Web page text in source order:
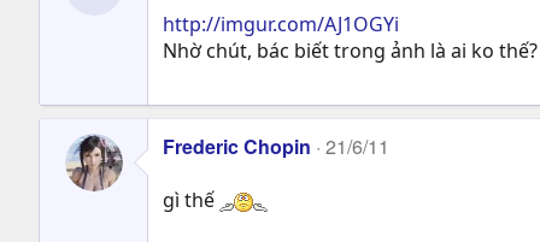
http://imgur.com/AJ1OGYi
Nhờ chút, bác biết trong ảnh là ai ko thế?
Frederic Chopin 21/6/11
gì thế